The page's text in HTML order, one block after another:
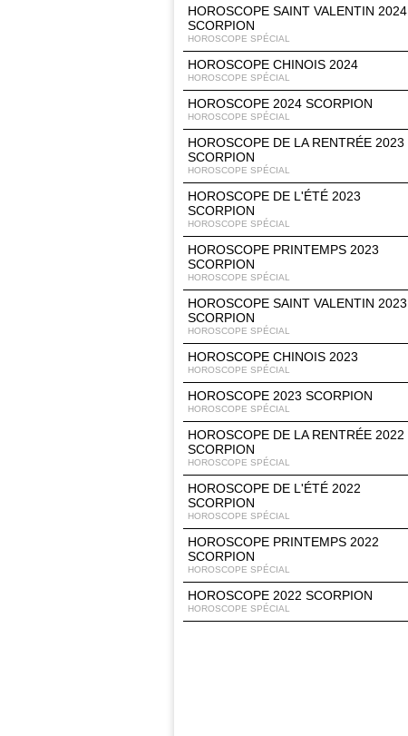
HOROSCOPE SAINT VALENTIN 2024
SCORPION
HOROSCOPE SPÉCIAL
HOROSCOPE CHINOIS 2024
HOROSCOPE SPÉCIAL
HOROSCOPE 2024 SCORPION
HOROSCOPE SPÉCIAL
HOROSCOPE DE LA RENTRÉE 2023
SCORPION
HOROSCOPE SPÉCIAL
HOROSCOPE DE L'ÉTÉ 2023
SCORPION
HOROSCOPE SPÉCIAL
HOROSCOPE PRINTEMPS 2023
SCORPION
HOROSCOPE SPÉCIAL
HOROSCOPE SAINT VALENTIN 2023
SCORPION
HOROSCOPE SPÉCIAL
HOROSCOPE CHINOIS 2023
HOROSCOPE SPÉCIAL
HOROSCOPE 2023 SCORPION
HOROSCOPE SPÉCIAL
HOROSCOPE DE LA RENTRÉE 2022
SCORPION
HOROSCOPE SPÉCIAL
HOROSCOPE DE L'ÉTÉ 2022
SCORPION
HOROSCOPE SPÉCIAL
HOROSCOPE PRINTEMPS 2022
SCORPION
HOROSCOPE SPÉCIAL
HOROSCOPE 2022 SCORPION
HOROSCOPE SPÉCIAL